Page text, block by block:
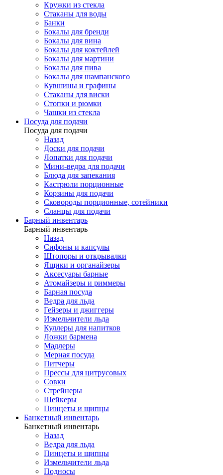
Кружки из стекла
Стаканы для воды
Банки
Бокалы для бренди
Бокалы для вина
Бокалы для коктейлей
Бокалы для мартини
Бокалы для пива
Бокалы для шампанского
Кувшины и графины
Стаканы для виски
Стопки и рюмки
Чашки из стекла
Посуда для подачи
Посуда для подачи
Назад
Доски для подачи
Лопатки для подачи
Мини-ведра для подачи
Блюда для запекания
Кастрюли порционные
Корзины для подачи
Сковороды порционные, сотейники
Сланцы для подачи
Барный инвентарь
Барный инвентарь
Назад
Сифоны и капсулы
Штопоры и открывалки
Ящики и органайзеры
Аксесуары барные
Атомайзеры и риммеры
Барная посуда
Ведра для льда
Гейзеры и джиггеры
Измельчители льда
Куллеры для напитков
Ложки бармена
Мадлеры
Мерная посуда
Питчеры
Прессы для цитрусовых
Совки
Стрейнеры
Шейкеры
Пинцеты и щипцы
Банкетный инвентарь
Банкетный инвентарь
Назад
Ведра для льда
Пинцеты и щипцы
Измельчители льда
Подносы